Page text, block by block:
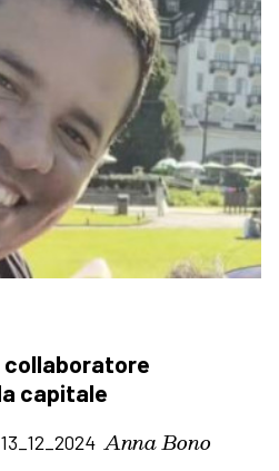
collaboratore
capitale
13_12_2024 Anna Bono